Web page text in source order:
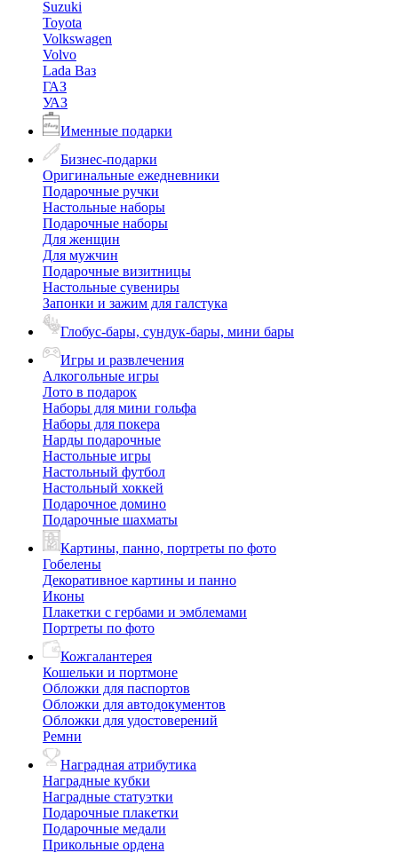
Suzuki
Toyota
Volkswagen
Volvo
Lada Ваз
ГАЗ
УАЗ
Именные подарки
Бизнес-подарки
Оригинальные ежедневники
Подарочные ручки
Настольные наборы
Подарочные наборы
Для женщин
Для мужчин
Подарочные визитницы
Настольные сувениры
Запонки и зажим для галстука
Глобус-бары, сундук-бары, мини бары
Игры и развлечения
Алкогольные игры
Лото в подарок
Наборы для мини гольфа
Наборы для покера
Нарды подарочные
Настольные игры
Настольный футбол
Настольный хоккей
Подарочное домино
Подарочные шахматы
Картины, панно, портреты по фото
Гобелены
Декоративное картины и панно
Иконы
Плакетки с гербами и эмблемами
Портреты по фото
Кожгалантерея
Кошельки и портмоне
Обложки для паспортов
Обложки для автодокументов
Обложки для удостоверений
Ремни
Наградная атрибутика
Наградные кубки
Наградные статуэтки
Подарочные плакетки
Подарочные медали
Прикольные ордена